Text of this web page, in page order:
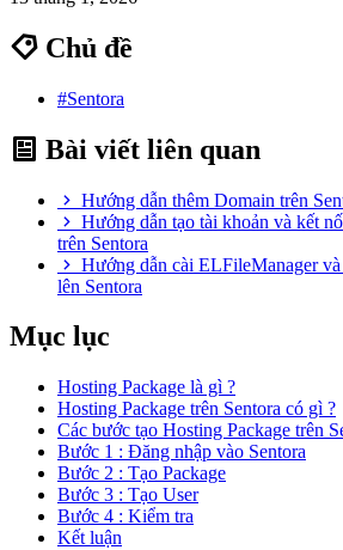
Chủ đề
#Sentora
Bài viết liên quan
Hướng dẫn thêm Domain trên
Hướng dẫn tạo tài khoản và kết
trên Sentora
Hướng dẫn cài ELFileManager
lên Sentora
Mục lục
Hosting Package là gì ?
Hosting Package trên Sentora có gì ?
Các bước tạo Hosting Package trên
Bước 1 : Đăng nhập vào Sentora
Bước 2 : Tạo Package
Bước 3 : Tạo User
Bước 4 : Kiểm tra
Kết luận